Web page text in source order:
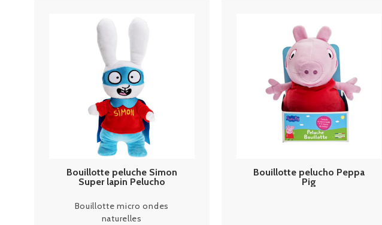
Bouillotte peluche Simon
Super lapin Pelucho
Bouillotte micro ondes
naturelles
Bouillotte pelucho Peppa
Pig